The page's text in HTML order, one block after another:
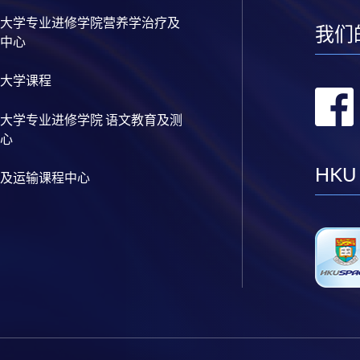
学专业进修学院营养学治疗及
心
学课程
学专业进修学院 语文教育及测
运输课程中心
我们
HKU